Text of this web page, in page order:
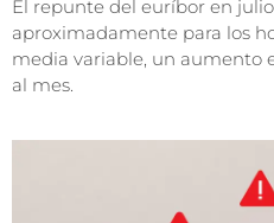
El repunte del euríbor en
aproximadamente para los
media variable, un aumento
al mes.